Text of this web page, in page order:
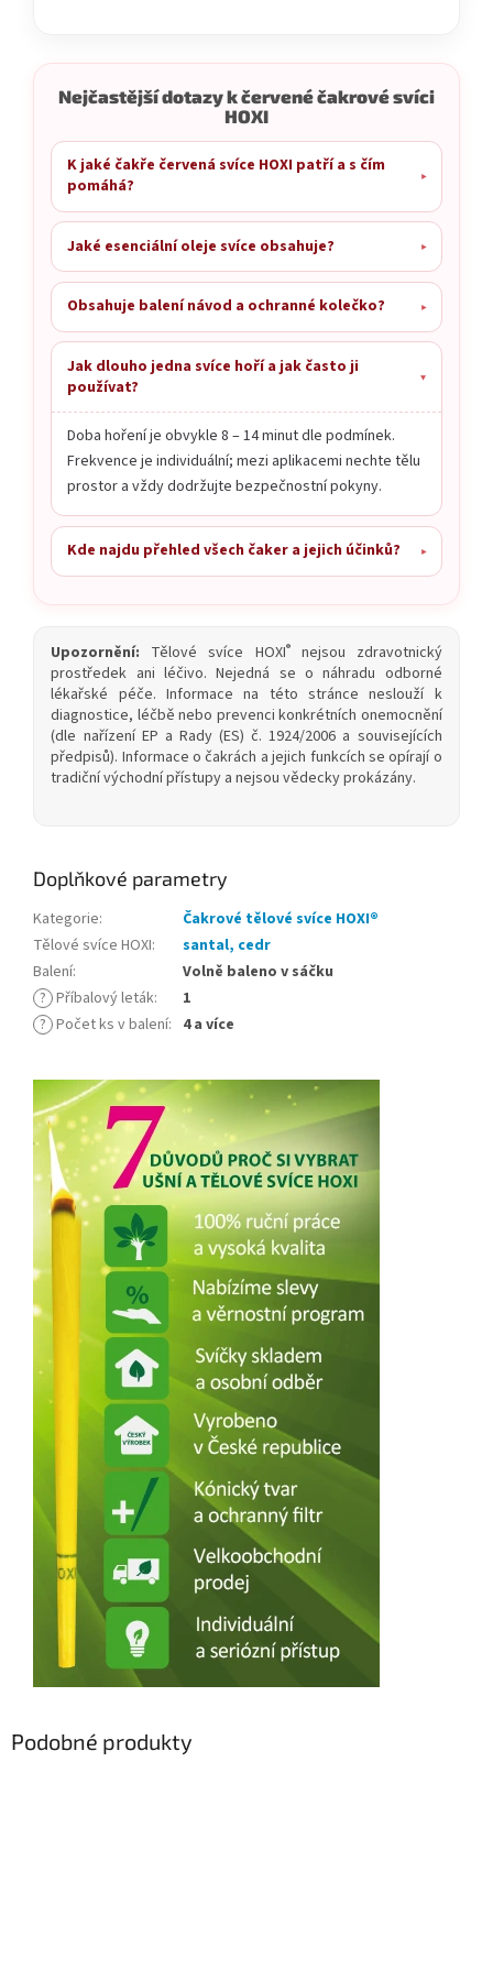
Nejčastější dotazy k červené čakrové svíci
HOXI
K jaké čakře červená svíce HOXI patří a s čím
pomáhá?
Jaké esenciální oleje svíce obsahuje?
Obsahuje balení návod a ochranné kolečko?
Jak dlouho jedna svíce hoří a jak často ji
používat?
Doba hoření je obvykle 8 – 14 minut dle podmínek.
Frekvence je individuální; mezi aplikacemi nechte tělu
prostor a vždy dodržujte bezpečnostní pokyny.
Kde najdu přehled všech čaker a jejich účinků?
Upozornění: Tělové svíce HOXI®nejsou zdravotnický
prostředek ani léčivo. Nejedná se o náhradu odborné
lékařské péče. Informace na této stránce neslouží k
diagnostice, léčbě nebo prevenci konkrétních onemocnění
(dle nařízení EP a Rady (ES) č. 1924/2006 a souvisejících
předpisů). Informace o čakrách a jejich funkcích se opírají o
tradiční východní přístupy a nejsou vědecky prokázány.
Doplňkové parametry
Kategorie:
Čakrové tělové svíce HOXI®
Tělové svíce HOXI:
santal, cedr
Balení:
Volně baleno v sáčku
? Příbalový leták:
1
? Počet ks v balení: 4 a více
Podobné produkty